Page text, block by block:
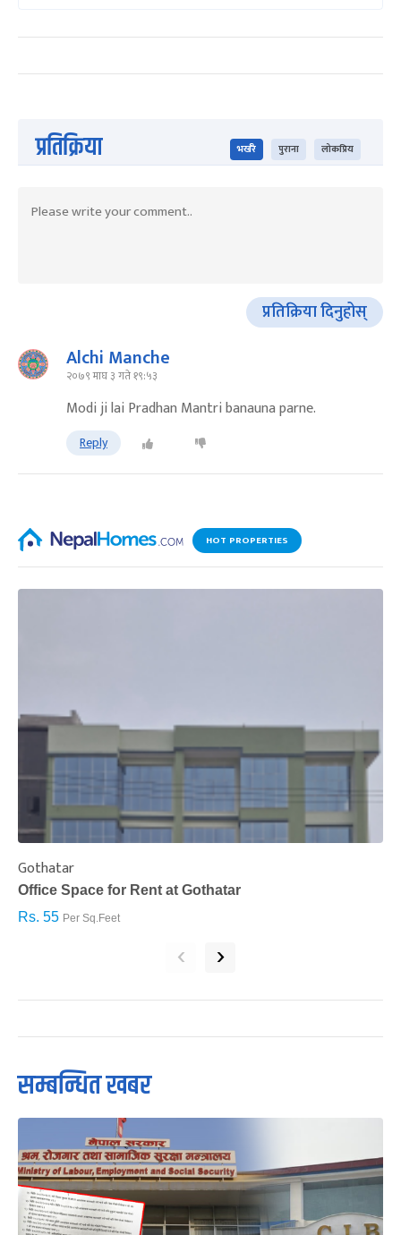
प्रतिक्रिया भर्खरै पुराना लोकप्रिय
प्रतिक्रिया दिनुहोस्
Alchi Manche
२०७९ माघ ३ गते १९:५३
Modi ji lai Pradhan Mantri banauna parne.
Reply
HOT PROPERTIES
Gothatar
Office Space for Rent at Gothatar
Rs. 55 Per Sq.Feet
‹ ›
सम्बन्धित खबर